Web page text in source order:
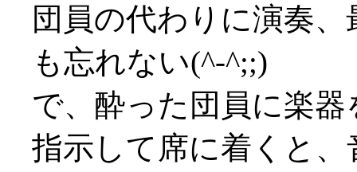
団員の代わりに演奏
も忘れない(^-^;;)
で、酔った団員に楽
指示して席に着くと